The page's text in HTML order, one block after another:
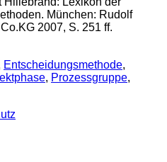
München: Rudolf
2007, S. 251 ff.
Entscheidungsmethode,
, Prozessgruppe,